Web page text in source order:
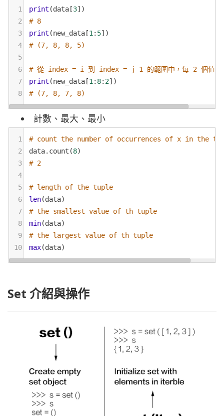
1 print (data [3])
2
# 8
3
print (new_data [1 : 5])
4
# (7, 8, 8, 5)
5
6
# 從 index = i 到 index = j-1 的範圍中，每 2 個值取
7
print (new_data [1 : 8: 2])
8
# (7, 8, 7, 8)
計數、最大、最小
1
# count the number of occurrences of x in the
2
data. count (8)
3
# 2
4
5
# length of the tuple
6
len(data)
7
# the smallest value of th tuple
8
min(data)
9
# the largest value of th tuple
10
max(data)
Set 介紹與操作